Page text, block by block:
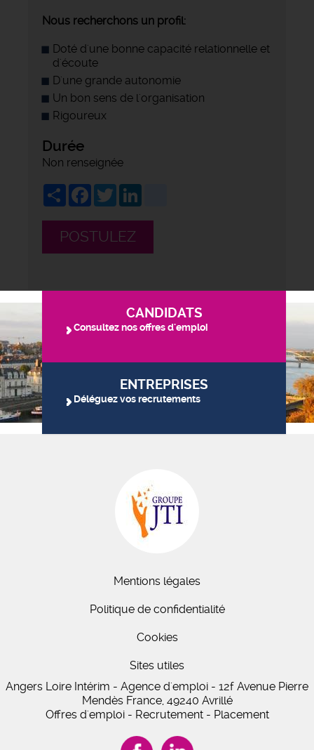
Nous recherchons un profil:
Doté d'une bonne capacité relationnelle et
d'écoute
D'une grande autonomie
Un bon sens de l'organisation
Rigoureux
Durée
Non renseignée
ShareFacebook
Twitter
POSTULEZ
CANDIDATS
Consultez nos offres d'emploi
ENTREPRISES
Déléguez vos recrutements
Mentions légales
Politique de confidentialité
Cookies
Sites utiles
Angers Loire Intérim - Agence d'emploi - 12f Avenue Pierre
Mendès France, 49240 Avrillé
Offres d'emploi - Recrutement - Placement